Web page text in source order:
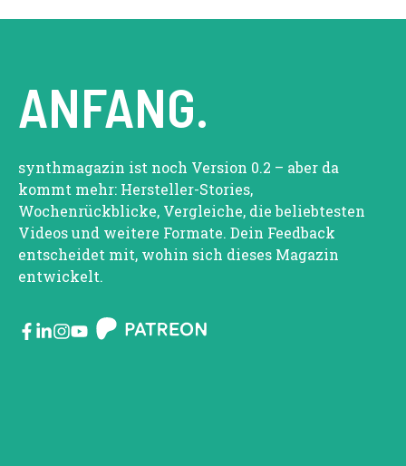
ANFANG.
synthmagazin ist noch Version 0.2 – aber da
kommt mehr: Hersteller-Stories,
Wochenrückblicke, Vergleiche, die beliebtesten
Videos und weitere Formate. Dein Feedback
entscheidet mit, wohin sich dieses Magazin
entwickelt.